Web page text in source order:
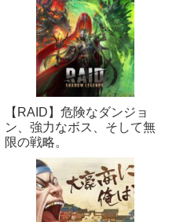
【RAID】危険なダンジョ
ン、強力なボス、そして無
限の戦略。